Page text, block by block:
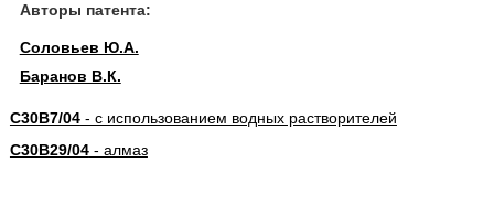
Авторы патента:
Соловьев Ю.А.
Баранов В.К.
C30B7/04- с использованием водных растворителей
C30B29/04- алмаз